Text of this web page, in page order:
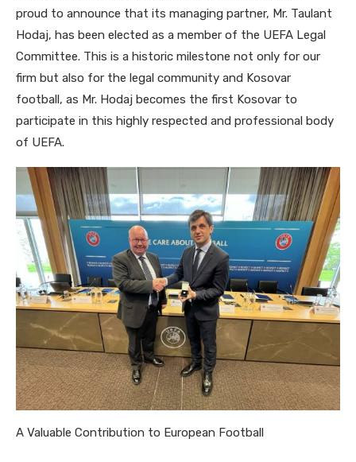
proud to announce that its managing partner, Mr. Taulant
Hodaj, has been elected as a member of the UEFA Legal
Committee. This is a historic milestone not only for our
firm but also for the legal community and Kosovar
football, as Mr. Hodaj becomes the first Kosovar to
participate in this highly respected and professional body
of UEFA.
A Valuable Contribution to European Football